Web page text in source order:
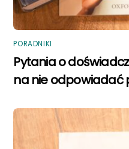
PORADNIKI
Pytania o
na nie odpowiadać